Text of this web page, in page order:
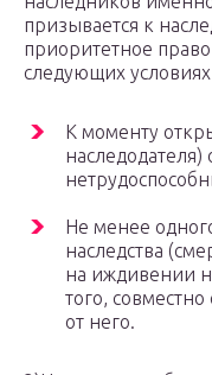
призывается к
приоритетное
следующих условиях
К моменту
наследодателя)
Не менее
наследства
на иждивении
того,
от него.